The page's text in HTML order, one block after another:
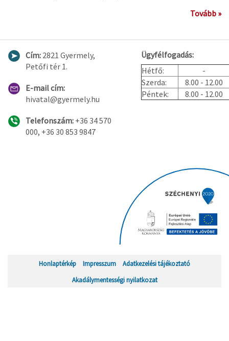
Tovább »
Cím: 2821 Gyermely,
Petőfi tér 1.
E-mail cím:
hivatal@gyermely.hu
Telefonszám: +36 34 570
000, +36 30 853 9847
Ügyfélfogadás:
Hétfő:
-
Szerda:
8.00 - 12.00
Péntek:
8.00 - 12.00
Honlaptérkép Impresszum
Adatkezelési tájékoztató
Akadálymentességi nyilatkozat